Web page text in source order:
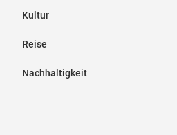
Kultur
Reise
Nachhaltigkeit